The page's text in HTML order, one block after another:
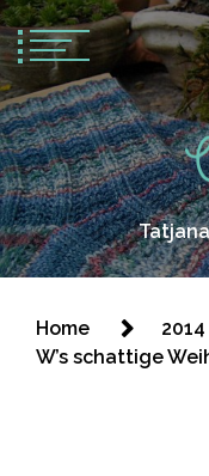
Home 2014
W’s schattige